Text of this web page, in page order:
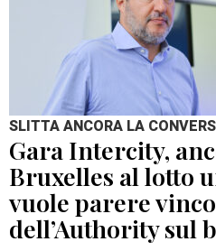
SLITTA ANCORA LA
Gara Intercity,
Bruxelles al lotto
vuole parere
dell’Authority sul